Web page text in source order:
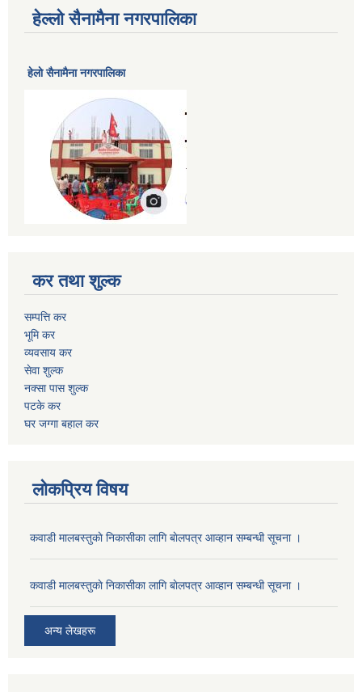
हेल्लो सैनामैना नगरपालिका
हेलाे सैनामैना नगरपालिका
कर तथा शुल्क
सम्पत्ति कर
भूमि कर
व्यवसाय कर
सेवा शुल्क
नक्सा पास शुल्क
पटके कर
घर जग्गा बहाल कर
लोकप्रिय विषय
कवाडी मालबस्तुकाे निकासीका लागि बाेलपत्र आव्हान सम्बन्धी सूचना ।
कवाडी मालबस्तुकाे निकासीका लागि बाेलपत्र आव्हान सम्बन्धी सूचना ।
अन्य लेखहरू